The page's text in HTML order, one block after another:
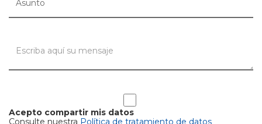
Acepto compartir mis datos
Consulte nuestra Política de tratamiento de datos